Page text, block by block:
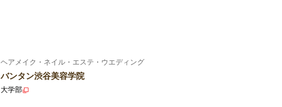
ヘアメイク・ネイル・エステ・ウエディング
バンタン渋谷美容学院
大学部